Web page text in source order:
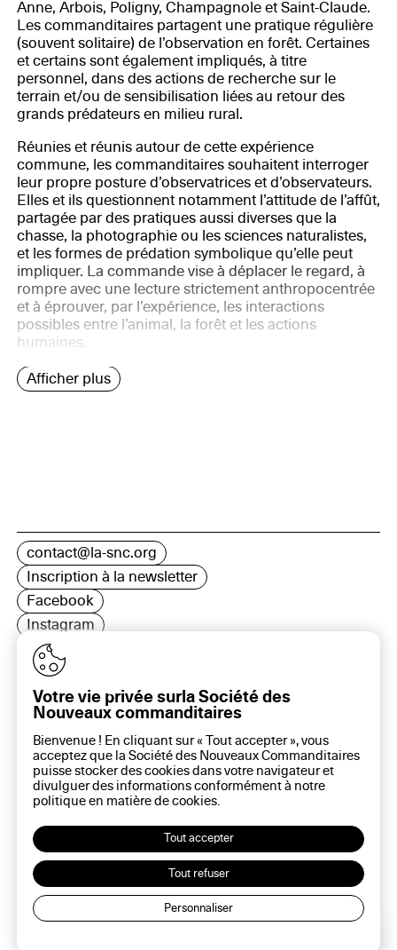
Anne, Arbois, Poligny, Champagnole et Saint-Claude.
Les commanditaires partagent une pratique régulière
(souvent solitaire) de l’observation en forêt. Certaines
et certains sont également impliqués, à titre
personnel, dans des actions de recherche sur le
terrain et/ou de sensibilisation liées au retour des
grands prédateurs en milieu rural.
Réunies et réunis autour de cette expérience
commune, les commanditaires souhaitent interroger
leur propre posture d’observatrices et d’observateurs.
Elles et ils questionnent notamment l’attitude de l’affût,
partagée par des pratiques aussi diverses que la
chasse, la photographie ou les sciences naturalistes,
et les formes de prédation symbolique qu’elle peut
impliquer. La commande vise à déplacer le regard, à
rompre avec une lecture strictement anthropocentrée
et à éprouver, par l’expérience, les interactions
possibles entre l’animal, la forêt et les actions
humaines.
Afficher plus
contact@la-snc.org
Inscription à la newsletter
Facebook
Instagram
LinkedIn
16 rue Rambuteau, 75003 Paris
Plan du site
Aide sur ce site
Gestion des cookies
Politique des cookies
Politique de confidentialité
Mentions légales
Votre vie privée surla Société des
Nouveaux commanditaires
Bienvenue ! En cliquant sur « Tout accepter », vous
acceptez que la Société des Nouveaux Commanditaires
puisse stocker des cookies dans votre navigateur et
divulguer des informations conformément à notre
politique en matière decookies.
Tout accepter
Tout refuser
Personnaliser